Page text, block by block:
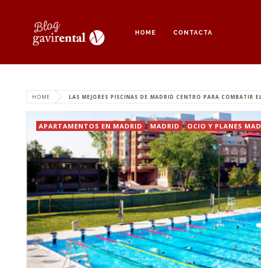
HOME CONTACTA
HOME LAS MEJORES PISCINAS DE MADRID CENTRO PARA COMBATIR
APARTAMENTOS EN MADRID MADRID OCIO Y PLANES